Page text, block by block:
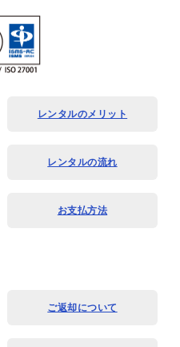
レンタルのメリット
レンタルの流れ
お支払方法
ご返却について